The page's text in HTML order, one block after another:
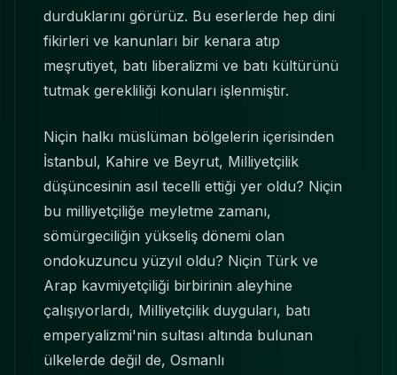
durduklarını görürüz. Bu eserlerde hep dini
fikirleri ve kanunları bir kenara atıp
meşrutiyet, batı liberalizmi ve batı kültürünü
tutmak gerekliliği konuları işlenmiştir.
Niçin halkı müslüman bölgelerin içerisinden
İstanbul, Kahire ve Beyrut, Milliyetçilik
düşüncesinin asıl tecelli ettiği yer oldu? Niçin
bu milliyetçiliğe meyletme zamanı,
sömürgeciliğin yükseliş dönemi olan
ondokuzuncu yüzyıl oldu? Niçin Türk ve
Arap kavmiyetçiliği birbirinin aleyhine
çalışıyorlardı, Milliyetçilik duyguları, batı
emperyalizmi'nin sultası altında bulunan
ülkelerde değil de, Osmanlı